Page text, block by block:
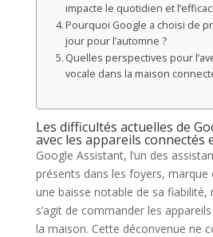
impacte le quotidien et
Pourquoi Google a choisi de
jour pour l’automne ?
Quelles perspectives pour
vocale dans la maison
Les difficultés actuelles de
avec les appareils connectés
Google Assistant, l’un des
présents dans les foyers, marque
une baisse notable de sa fiabilité,
s’agit de commander les
la maison. Cette déconvenue ne